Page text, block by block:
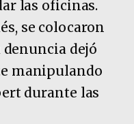
las oficinas.
se colocaron
denuncia dejó
manipulando
durante las